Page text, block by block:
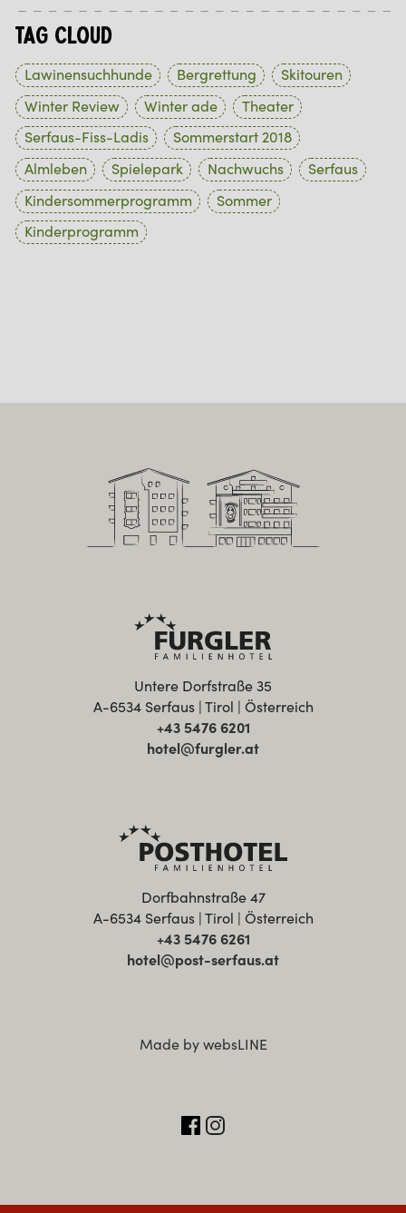
Tag Cloud
Lawinensuchhunde Bergrettung
Skitouren
Winter Review
Winter ade
Theater
Serfaus-Fiss-Ladis
Sommerstart 2018
Almleben
Spielepark Nachwuchs
Serfaus
Kindersommerprogramm
Sommer
Kinderprogramm
Untere Dorfstraße 35
A-6534 Serfaus | Tirol | Österreich
+43 5476 6201
hotel@furgler.at
Made by websLINE
Dorfbahnstraße 47
A-6534 Serfaus | Tirol | Österreich
+43 5476 6261
hotel@post-serfaus.at